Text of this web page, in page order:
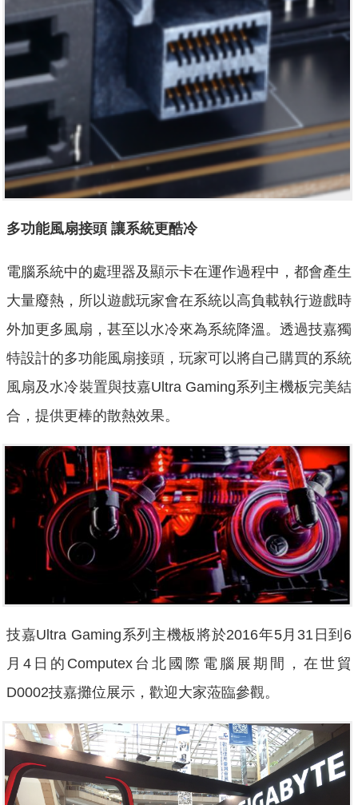
多功能風扇接頭 讓系統更酷冷
電腦系統中的處理器及顯示卡在運作過程中，都會產生
大量廢熱，所以遊戲玩家會在系統以高負載執行遊戲時
外加更多風扇，甚至以水冷來為系統降溫。透過技嘉獨
特設計的多功能風扇接頭，玩家可以將自己購買的系統
風扇及水冷裝置與技嘉Ultra Gaming系列主機板完美結
合，提供更棒的散熱效果。
技嘉Ultra Gaming系列主機板將於2016年5月31日到6
月4日的Computex台北國際電腦展期間，在世貿
D0002技嘉攤位展示，歡迎大家蒞臨參觀。